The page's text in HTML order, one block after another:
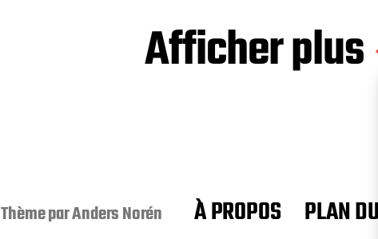
Afficher plus
Thème parAnders Norén À PROPOS PLAN DU